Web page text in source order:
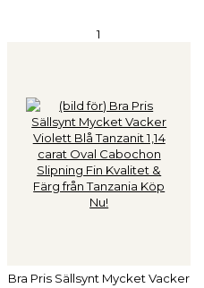
1
Bra Pris Sällsynt Mycket Vacker